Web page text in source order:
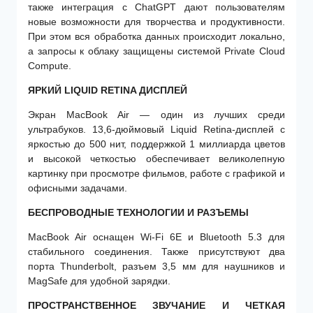
также интеграция с ChatGPT дают пользователям
новые возможности для творчества и продуктивности.
При этом вся обработка данных происходит локально,
а запросы к облаку защищены системой Private Cloud
Compute.
ЯРКИЙ LIQUID RETINA ДИСПЛЕЙ
Экран MacBook Air — один из лучших среди
ультрабуков. 13,6-дюймовый Liquid Retina-дисплей с
яркостью до 500 нит, поддержкой 1 миллиарда цветов
и высокой четкостью обеспечивает великолепную
картинку при просмотре фильмов, работе с графикой и
офисными задачами.
БЕСПРОВОДНЫЕ ТЕХНОЛОГИИ И РАЗЪЕМЫ
MacBook Air оснащен Wi-Fi 6E и Bluetooth 5.3 для
стабильного соединения. Также присутствуют два
порта Thunderbolt, разъем 3,5 мм для наушников и
MagSafe для удобной зарядки.
ПРОСТРАНСТВЕННОЕ ЗВУЧАНИЕ И ЧЕТКАЯ